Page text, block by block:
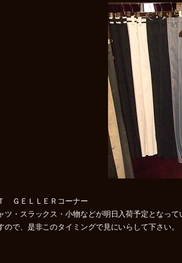
ＧＥＬＬＥＲコーナー
・スラックス・小物などが明日入荷予定となって
で、是非このタイミングで見にいらして下さい。